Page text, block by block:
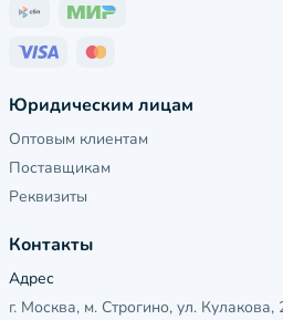
Юридическим лицам
Оптовым клиентам
Поставщикам
Реквизиты
Контакты
Адрес
г. Москва, м. Строгино, ул. Кулакова,